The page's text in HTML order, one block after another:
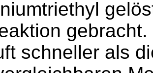
schneller als